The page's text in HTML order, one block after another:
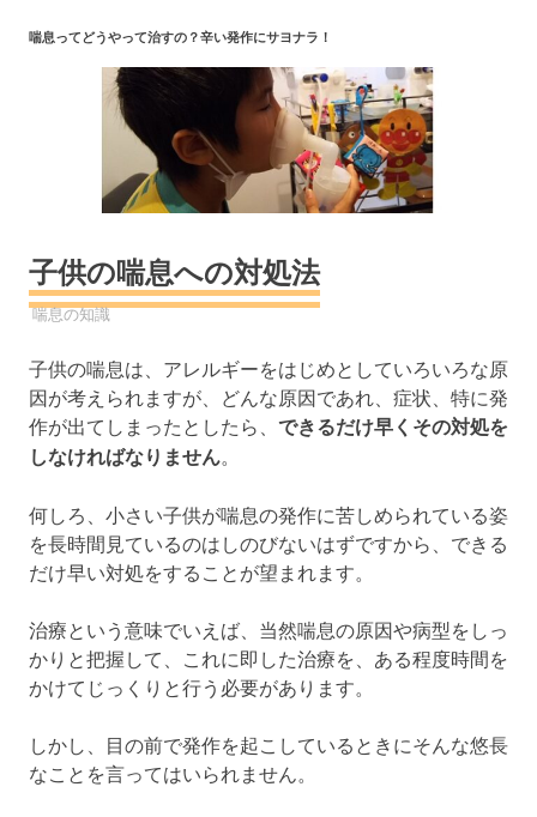
喘息ってどうやって治すの？辛い発作にサヨナラ！
子供の喘息への対処法
2019年7月28日
YYYPRO
喘息の知識
子供の喘息は、アレルギーをはじめとしていろいろな原
因が考えられますが、どんな原因であれ、症状、特に発
作が出てしまったとしたら、 できるだけ早くその対処を
しなければなりません。
何しろ、小さい子供が喘息の発作に苦しめられている姿
を長時間見ているのはしのびないはずですから、できる
だけ早い対処をすることが望まれます。
治療という意味でいえば、当然喘息の原因や病型をしっ
かりと把握して、これに即した治療を、ある程度時間を
かけてじっくりと行う必要があります。
しかし、目の前で発作を起こしているときにそんな悠長
なことを言ってはいられません。